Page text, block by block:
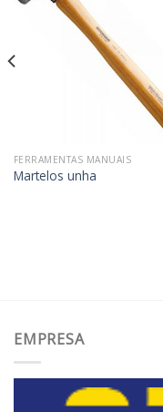
FERRAMENTAS MANUAIS
Martelos unha
EMPRESA